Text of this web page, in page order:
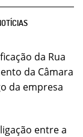
da Rua
da Câmara
da empresa
entre a